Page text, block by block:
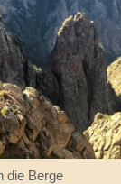
die Berge